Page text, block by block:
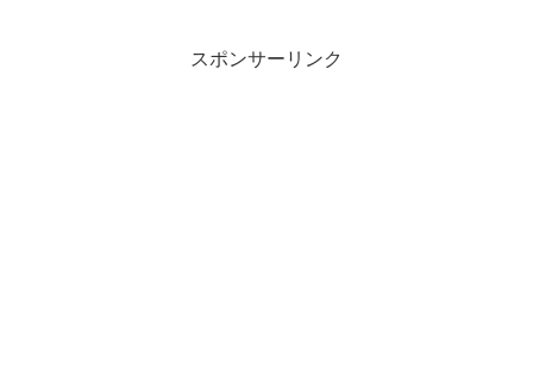
スポンサーリンク